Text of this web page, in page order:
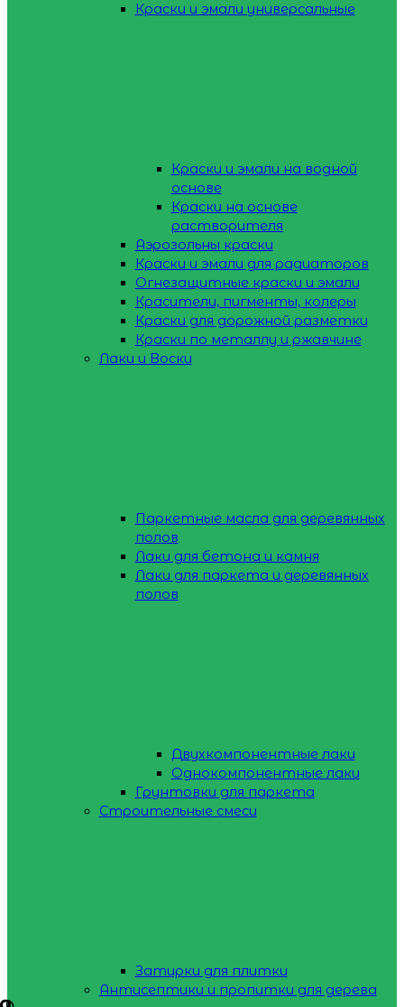
Краски и эмали универсальные
Краски и эмали на водной
основе
Краски на основе
растворителя
Аэрозольны краски
Краски и эмали для радиаторов
Огнезащитные краски и эмали
Красители, пигменты, колеры
Краски для дорожной разметки
Краски по металлу и ржавчине
Лаки и Воски
Паркетные масла для деревянных
полов
Лаки для бетона и камня
Лаки для паркета и деревянных
полов
Двухкомпонентные лаки
Однокомпонентные лаки
Грунтовки для паркета
Строительные смеси
Затирки для плитки
Антисептики и пропитки для дерева